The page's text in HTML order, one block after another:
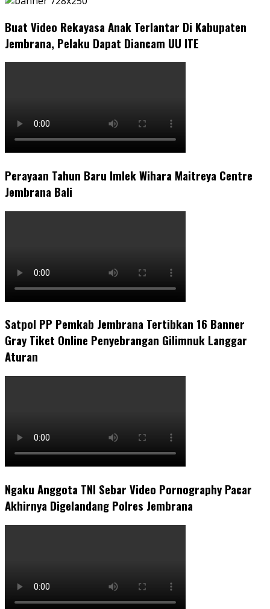
Buat Video Rekayasa Anak Terlantar Di Kabupaten
Jembrana, Pelaku Dapat Diancam UU ITE
Perayaan Tahun Baru Imlek Wihara Maitreya Centre
Jembrana Bali
Satpol PP Pemkab Jembrana Tertibkan 16 Banner
Gray Tiket Online Penyebrangan Gilimnuk Langgar
Aturan
Ngaku Anggota TNI Sebar Video Pornography Pacar
Akhirnya Digelandang Polres Jembrana